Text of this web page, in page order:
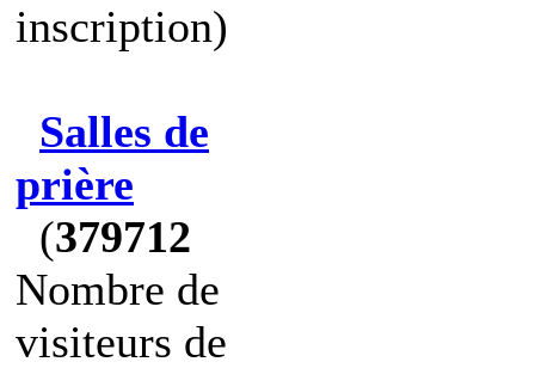
inscription)
Salles de
prière
(379712
Nombre de
visiteurs de